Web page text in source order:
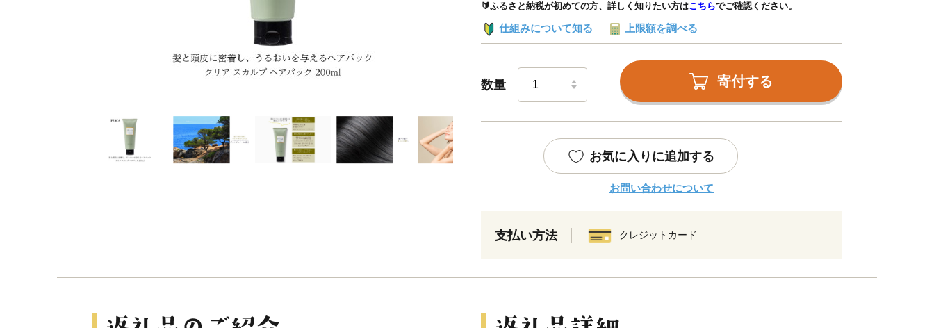
🔰ふるさと納税が初めての方、詳しく知りたい方はこちらでご確認ください。
仕組みについて知る 上限額を調べる
数量 寄付する
お気に入りに追加する
お問い合わせについて
支払い方法 クレジットカード